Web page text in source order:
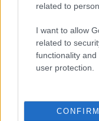
related to
I want to allow
related to
functionality
user protection.
CONFIRM
Ζωής»
των
Προσκοπικής